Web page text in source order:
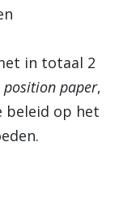
in totaal 2
position paper,
beleid op het